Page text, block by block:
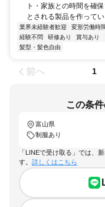
ト・家族との時間を確
とされる製品を作って
業界未経験者歓迎 変形労働時
経験不問
研修あり 賞与あり
髪型・髪色自由
前へ 1
この条
富山県
制服あり
「LINEで受け取る」では、
す。 詳しくはこちら